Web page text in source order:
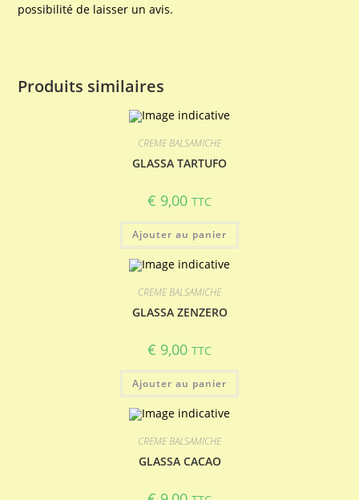
possibilité de laisser un avis.
Produits similaires
CREME BALSAMICHE
GLASSA TARTUFO
€ 9,00 TTC
Ajouter au panier
CREME BALSAMICHE
GLASSA ZENZERO
€ 9,00 TTC
Ajouter au panier
CREME BALSAMICHE
GLASSA CACAO